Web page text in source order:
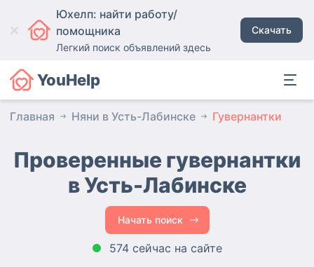
Юхелп: найти работу/
помощника
Легкий поиск объявлений здесь
Скачать
YouHelp
Главная Няни в Усть-Лабинске Гувернантки
Проверенные гувернантки
в Усть-Лабинске
Начать поиск
574 сейчас на сайте